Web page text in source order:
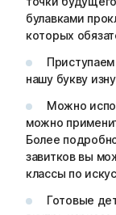
булавками
которых
нашу букву
Можно
можно
Более
завитков вы
классы по
Готовые